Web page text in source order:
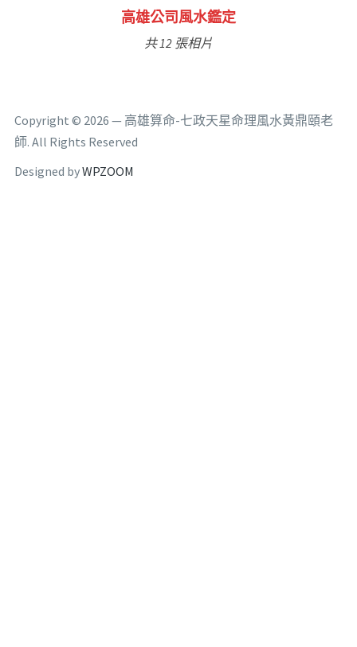
林氏福主量子生基造命
共 6 張相片
Copyright © 2026 — 高雄算命-七政天星命理風水黃鼎頤老
師. All Rights Reserved
Designed byWPZOOM